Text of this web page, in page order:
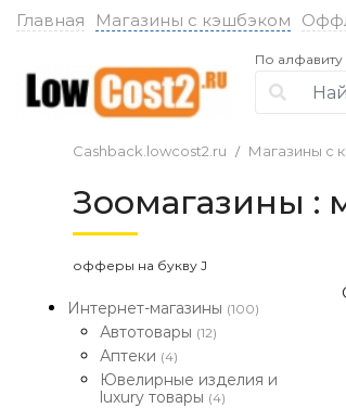
Главная Магазины с кэшбэком
По алфавиту
Cashback.lowcost2.ru Магазины с
Зоомагазины :
офферы на букву J
Интернет-магазины (100)
Автотовары (12)
Аптеки (4)
Ювелирные изделия и
luxury товары (4)